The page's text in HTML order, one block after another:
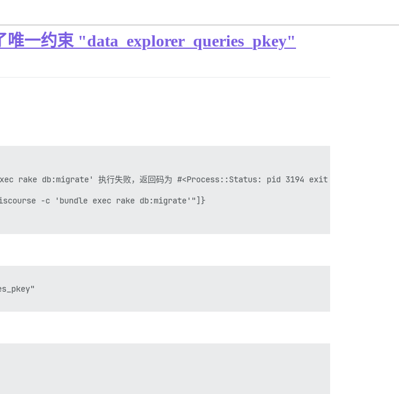
一约束 "data_explorer_queries_pkey"
rake db:migrate' 执行失败，返回码为 #<Process::Status: pid 3194 exit 1>
discourse -c 'bundle exec rake db:migrate'"]}